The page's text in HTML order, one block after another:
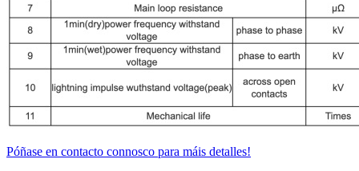
Póñase en contacto connosco para máis detalles!